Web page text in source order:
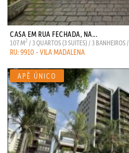
CASA EM RUA FECHADA, NA...
107 M2 / 3 QUARTOS (3 SUITES) / 3 BANHEIROS
RU: 9910 - VILA MADALENA